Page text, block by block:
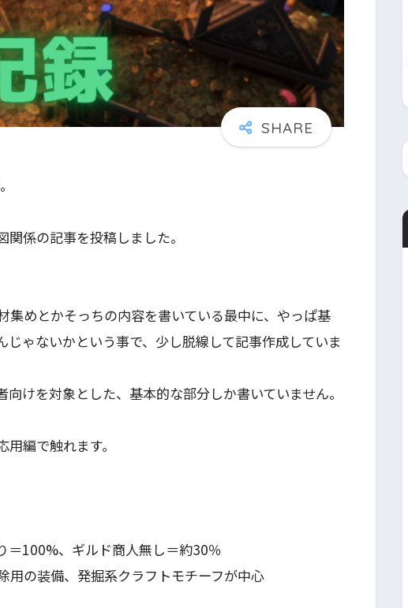
係の記事を投稿しました。
集めとかそっちの内容を書いている最中に、やっぱ基
ゃないかという事で、少し脱線して記事作成していま
けを対象とした、基本的な部分しか書いていません。
編で触れます。
＝100%、ギルド商人無し＝約30％
用の装備、発掘系クラフトモチーフが中心